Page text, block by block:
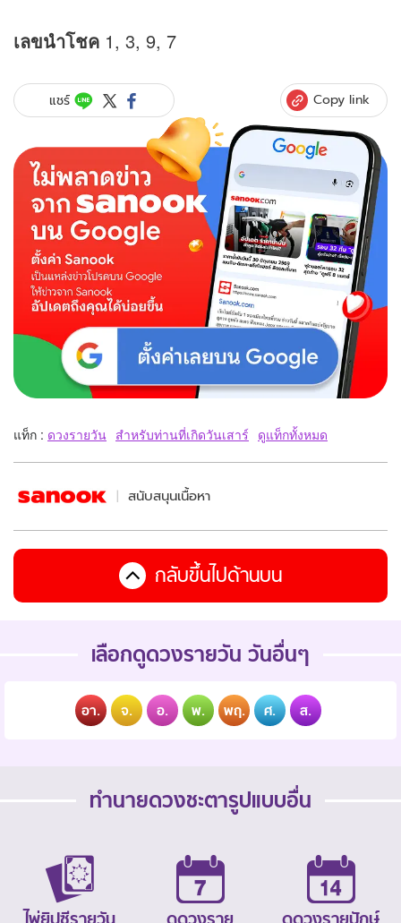
เลขนำโชค 1, 3, 9, 7
แชร์ Copy link
แท็ก : ดวงรายวัน สำหรับท่านที่เกิดวันเสาร์ ดูแท็กทั้งหมด
สนับสนุนเนื้อหา
กลับขึ้นไปด้านบน
เลือกดูดวงรายวัน วันอื่นๆ
อา. จ. อ. พ. พฤ. ศ. ส.
ทำนายดวงชะตารูปแบบอื่น
ไพ่ยิปซีรายวัน
ดูดวงราย
ดูดวงรายปักษ์